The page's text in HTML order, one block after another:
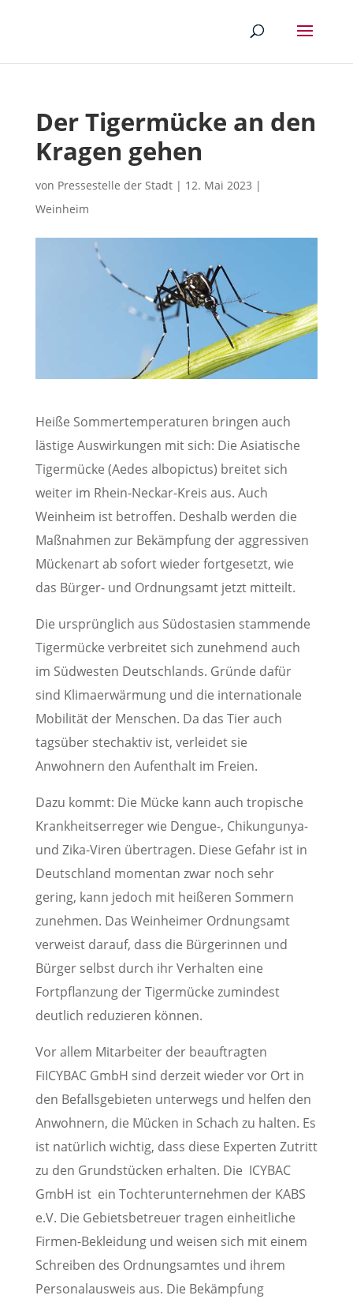
Der Tigermücke an den
Kragen gehen
von Pressestelle der Stadt| 12. Mai 2023 |
Weinheim
Heiße Sommertemperaturen bringen auch
lästige Auswirkungen mit sich: Die Asiatische
Tigermücke (Aedes albopictus) breitet sich
weiter im Rhein-Neckar-Kreis aus. Auch
Weinheim ist betroffen. Deshalb werden die
Maßnahmen zur Bekämpfung der aggressiven
Mückenart ab sofort wieder fortgesetzt, wie
das Bürger- und Ordnungsamt jetzt mitteilt.
Die ursprünglich aus Südostasien stammende
Tigermücke verbreitet sich zunehmend auch
im Südwesten Deutschlands. Gründe dafür
sind Klimaerwärmung und die internationale
Mobilität der Menschen. Da das Tier auch
tagsüber stechaktiv ist, verleidet sie
Anwohnern den Aufenthalt im Freien.
Dazu kommt: Die Mücke kann auch tropische
Krankheitserreger wie Dengue-, Chikungunya-
und Zika-Viren übertragen. Diese Gefahr ist in
Deutschland momentan zwar noch sehr
gering, kann jedoch mit heißeren Sommern
zunehmen. Das Weinheimer Ordnungsamt
verweist darauf, dass die Bürgerinnen und
Bürger selbst durch ihr Verhalten eine
Fortpflanzung der Tigermücke zumindest
deutlich reduzieren können.
Vor allem Mitarbeiter der beauftragten
FiICYBAC GmbH sind derzeit wieder vor Ort in
den Befallsgebieten unterwegs und helfen den
Anwohnern, die Mücken in Schach zu halten. Es
ist natürlich wichtig, dass diese Experten Zutritt
zu den Grundstücken erhalten. Die ICYBAC
GmbH ist ein Tochterunternehmen der KABS
e.V. Die Gebietsbetreuer tragen einheitliche
Firmen-Bekleidung und weisen sich mit einem
Schreiben des Ordnungsamtes und ihrem
Personalausweis aus. Die Bekämpfung